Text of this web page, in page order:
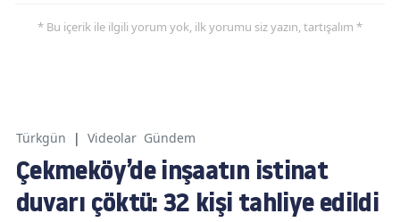
* Bu içerik ile ilgili yorum yok, ilk yorumu siz yazın, tartışalım *
Türkgün | Videolar Gündem
Çekmeköy’de inşaatın istinat
duvarı çöktü: 32 kişi tahliye edildi